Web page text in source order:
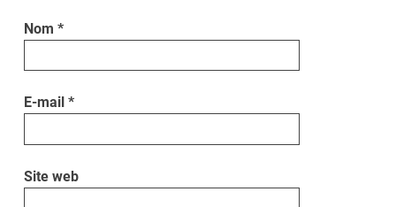
Nom*
E-mail*
Site web